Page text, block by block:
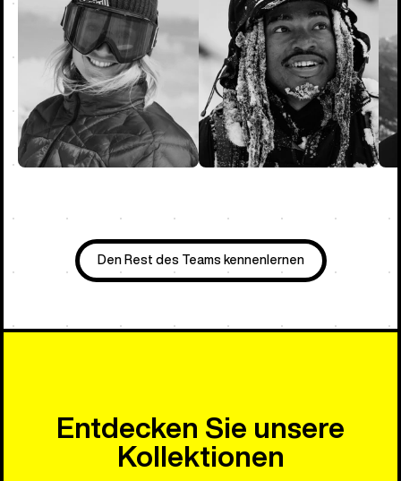
Den Rest des Teams kennenlernen
Entdecken Sie unsere
Kollektionen